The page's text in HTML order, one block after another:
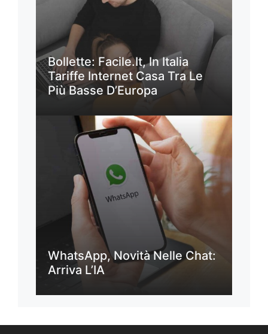
Bollette: Facile.it, In Italia
Tariffe Internet Casa Tra Le
Più Basse D’Europa
WhatsApp, Novità Nelle Chat:
Arriva L’IA